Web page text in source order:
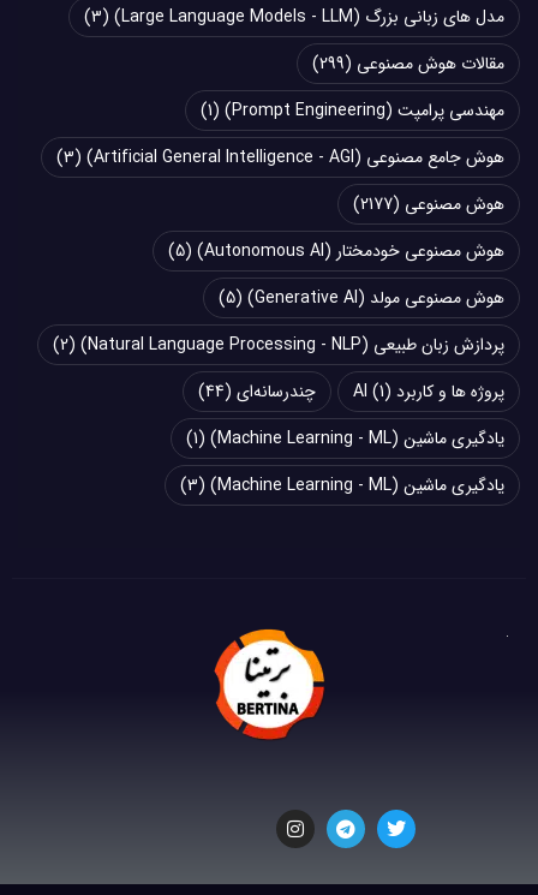
مدل های زبانی بزرگ (Large Language Models - LLM)
(3)
مقالات هوش مصنوعی (299)
مهندسی پرامپت (Prompt Engineering)
(1)
هوش جامع مصنوعی (Artificial General Intelligence - AGI)
(3)
هوش مصنوعی (2177)
هوش مصنوعی خودمختار (Autonomous AI)
(5)
هوش مصنوعی مولد (Generative AI)
(5)
پردازش زبان طبیعی (Natural Language Processing - NLP)
(2)
پروژه ها و کاربرد AI (1) چند‌‌رسانه‌ای (44)
یادگیری ماشین (Machine Learning - ML)
(1)
یادگیری ماشین (Machine Learning - ML)
(3)